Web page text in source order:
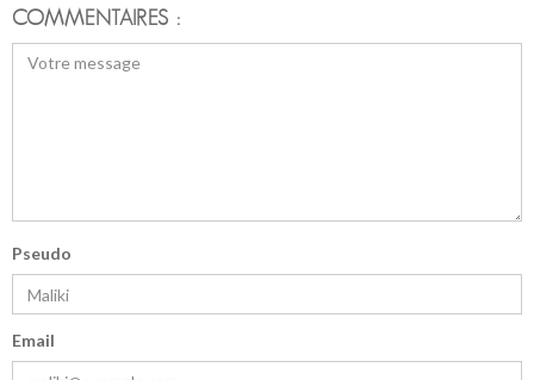
COMMENTAIRES :
Pseudo
Email